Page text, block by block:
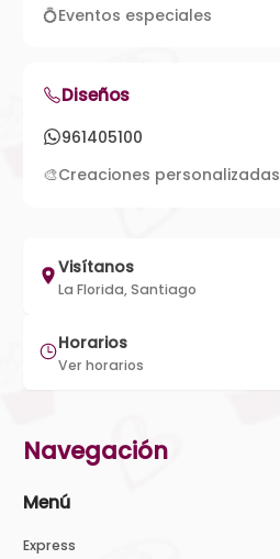
💍Eventos especiales
Diseños
961405100
🎨Creaciones personalizadas
Visítanos
La Florida, Santiago
Horarios
Ver horarios
Navegación
Menú
Express